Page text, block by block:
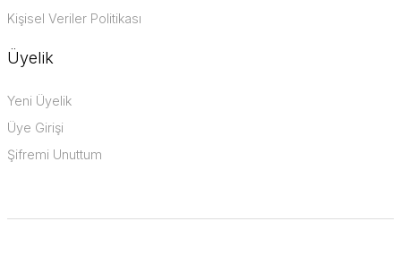
Kişisel Veriler Politikası
Üyelik
Yeni Üyelik
Üye Girişi
Şifremi Unuttum